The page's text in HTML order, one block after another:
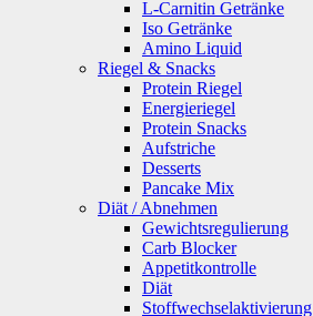
L-Carnitin Getränke
Iso Getränke
Amino Liquid
Riegel & Snacks
Protein Riegel
Energieriegel
Protein Snacks
Aufstriche
Desserts
Pancake Mix
Diät / Abnehmen
Gewichtsregulierung
Carb Blocker
Appetitkontrolle
Diät
Stoffwechselaktivierung